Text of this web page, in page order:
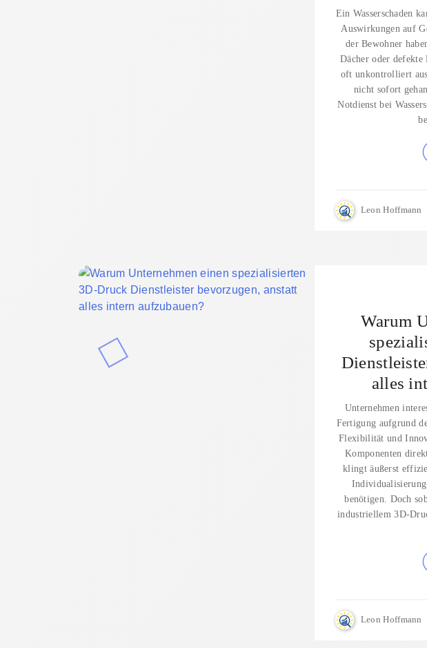
Ein Wasserschaden
Auswirkungen auf
der Bewohner
Dächer oder defekte
oft unkontrolliert
nicht sofort
Notdienst bei
Leon Hoffmann
Warum
alles
Unternehmen
Fertigung aufgrund
Flexibilität und
Komponenten
klingt äußerst
benötigen. Doch
industriellem 3D-
Leon Hoffmann